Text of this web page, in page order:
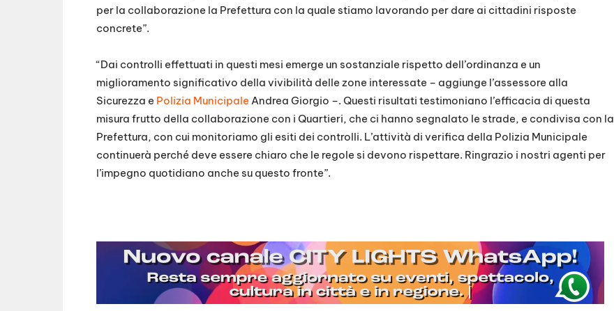
per la collaborazione la Prefettura con la quale stiamo lavorando per dare ai cittadini risposte
concrete”.
“Dai controlli effettuati in questi mesi emerge un sostanziale rispetto dell’ordinanza e un
miglioramento significativo della vivibilità delle zone interessate – aggiunge l’assessore alla
Sicurezza e Polizia Municipale Andrea Giorgio –. Questi risultati testimoniano l’efficacia di questa
misura frutto della collaborazione con i Quartieri, che ci hanno segnalato le strade, e condivisa con la
Prefettura, con cui monitoriamo gli esiti dei controlli. L’attività di verifica della Polizia Municipale
continuerà perché deve essere chiaro che le regole si devono rispettare. Ringrazio i nostri agenti per
l’impegno quotidiano anche su questo fronte”.